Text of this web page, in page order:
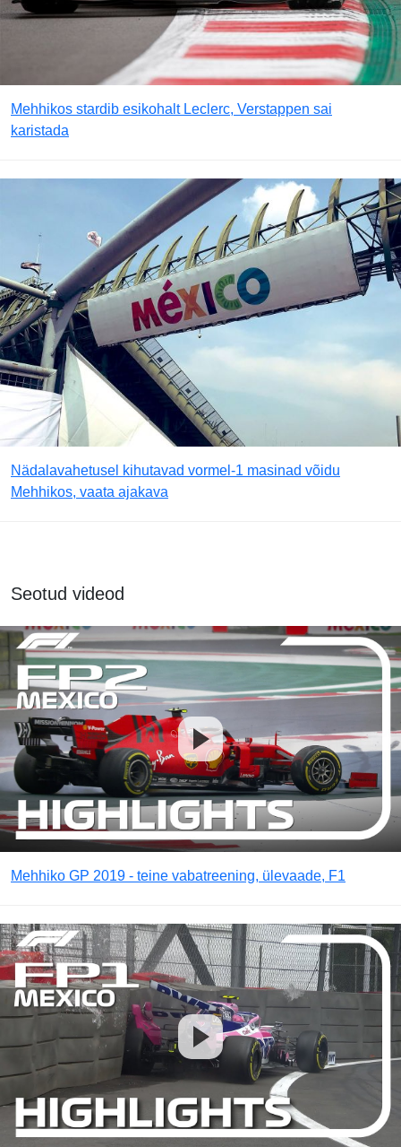
Mehhikos stardib esikohalt Leclerc, Verstappen sai
karistada
Nädalavahetusel kihutavad vormel-1 masinad võidu
Mehhikos, vaata ajakava
Seotud videod
Mehhiko GP 2019 - teine vabatreening, ülevaade, F1